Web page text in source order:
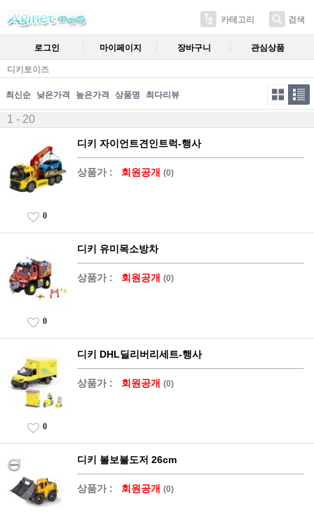
카테고리 검색
로그인 마이페이지 장바구니 관심상품
디키토이즈
최신순 낮은가격 높은가격 상품명 최다리뷰
1 - 20
디키 자이언트견인트럭-행사
상품가 : 회원공개 (0)
0
디키 유미목소방차
상품가 : 회원공개 (0)
0
디키 DHL딜리버리세트-행사
상품가 : 회원공개 (0)
0
디키 볼보불도저 26cm
상품가 : 회원공개 (0)